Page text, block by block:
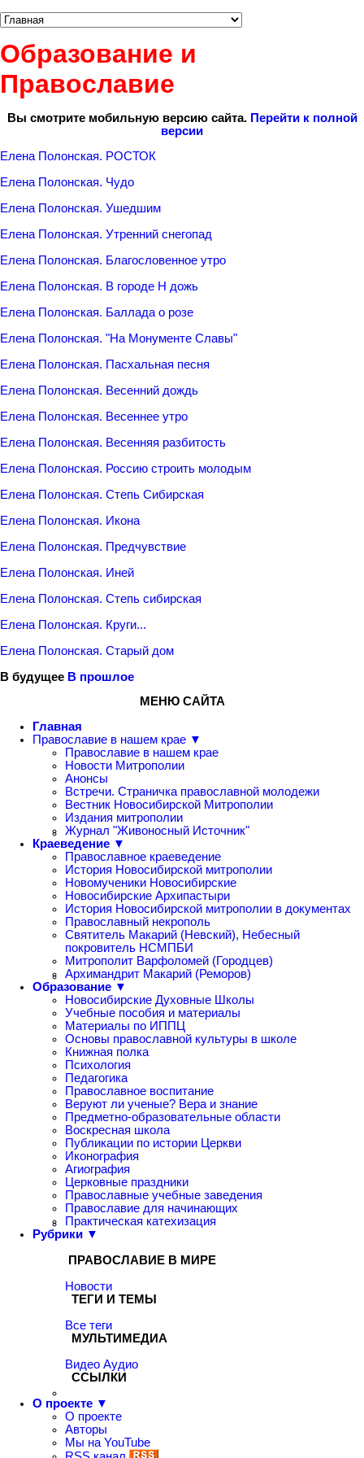
Образование и
Православие
Вы смотрите мобильную версию сайта. Перейти к полной
версии
Елена Полонская. РОСТОК
Елена Полонская. Чудо
Елена Полонская. Ушедшим
Елена Полонская. Утренний снегопад
Елена Полонская. Благословенное утро
Елена Полонская. В городе Н дожь
Елена Полонская. Баллада о розе
Елена Полонская. "На Монументе Славы"
Елена Полонская. Пасхальная песня
Елена Полонская. Весенний дождь
Елена Полонская. Весеннее утро
Елена Полонская. Весенняя разбитость
Елена Полонская. Россию строить молодым
Елена Полонская. Степь Сибирская
Елена Полонская. Икона
Елена Полонская. Предчувствие
Елена Полонская. Иней
Елена Полонская. Степь сибирская
Елена Полонская. Круги...
Елена Полонская. Старый дом
В будущее В прошлое
МЕНЮ САЙТА
Главная
Православие в нашем крае ▼
Православие в нашем крае
Новости Митрополии
Анонсы
Встречи. Страничка православной молодежи
Вестник Новосибирской Митрополии
Издания митрополии
Журнал "Живоносный Источник"
Краеведение ▼
Православное краеведение
История Новосибирской митрополии
Новомученики Новосибирские
Новосибирские Архипастыри
История Новосибирской митрополии в документах
Православный некрополь
Святитель Макарий (Невский), Небесный
покровитель НСМПБИ
Митрополит Варфоломей (Городцев)
Архимандрит Макарий (Реморов)
Образование ▼
Новосибирские Духовные Школы
Учебные пособия и материалы
Материалы по ИППЦ
Основы православной культуры в школе
Книжная полка
Психология
Педагогика
Православное воспитание
Веруют ли ученые? Вера и знание
Предметно-образовательные области
Воскресная школа
Публикации по истории Церкви
Иконография
Агиография
Церковные праздники
Православные учебные заведения
Православие для начинающих
Практическая катехизация
Рубрики ▼
ПРАВОСЛАВИЕ В МИРЕ
Новости
ТЕГИ И ТЕМЫ
Все теги
МУЛЬТИМЕДИА
Видео Аудио
ССЫЛКИ
О проекте ▼
О проекте
Авторы
Мы на YouTube